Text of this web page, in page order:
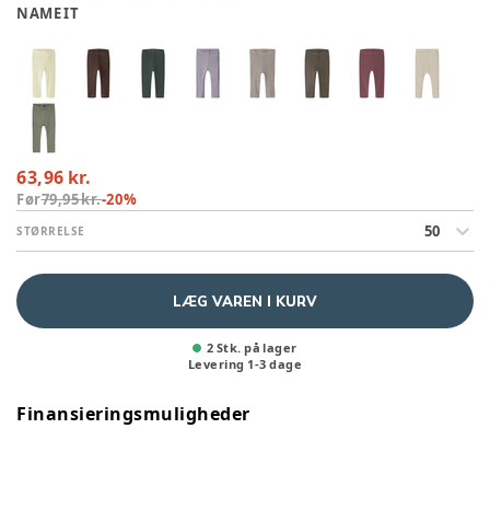
NAME IT
63,96 kr.
Før79,95 kr.-20%
STØRRELSE 50
LÆG VAREN I KURV
2 Stk. på lager
Levering 1-3 dage
Finansieringsmuligheder